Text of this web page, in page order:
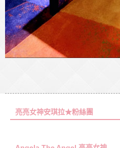
亮亮女神安琪拉★粉絲團